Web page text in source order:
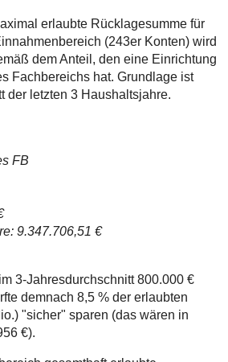
erlaubte Rücklagesumme für
(243er Konten) wird
dem Anteil, den eine Einrichtung
Fachbereichs hat. Grundlage ist
der letzten 3 Haushaltsjahre.
FB
9.347.706,51 €
3-Jahresdurchschnitt 800.000 €
demnach 8,5 % der erlaubten
"sicher" sparen (das wären in
€).